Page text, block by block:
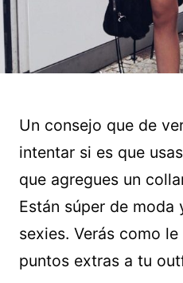
Un consejo que de
intentar si es que
que agregues un
Están súper de moda
sexies. Verás como
puntos extras a tu